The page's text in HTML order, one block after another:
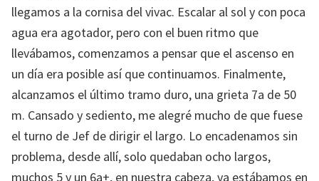
llegamos a la cornisa del vivac. Escalar al sol y con poca
agua era agotador, pero con el buen ritmo que
llevábamos, comenzamos a pensar que el ascenso en
un día era posible así que continuamos. Finalmente,
alcanzamos el último tramo duro, una grieta 7a de 50
m. Cansado y sediento, me alegré mucho de que fuese
el turno de Jef de dirigir el largo. Lo encadenamos sin
problema, desde allí, solo quedaban ocho largos,
muchos 5 y un 6a+, en nuestra cabeza, ya estábamos en